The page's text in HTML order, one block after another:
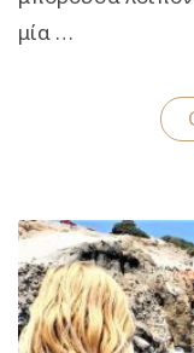
μία …